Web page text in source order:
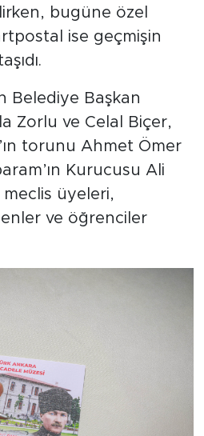
bugüne özel
ise geçmişin
Belediye Başkan
Zorlu ve Celal Biçer,
torunu Ahmet Ömer
Kurucusu Ali
üyeleri,
ve öğrenciler